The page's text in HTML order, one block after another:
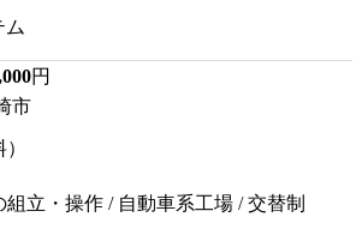
ム
円
市
組立・操作 / 自動車系工場 / 交替制